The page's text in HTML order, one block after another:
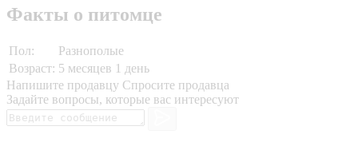
Факты о питомце
Пол:
Разнополые
Возраст: 5 месяцев 1 день
Напишите продавцу Спросите продавца
Задайте вопросы, которые вас интересуют